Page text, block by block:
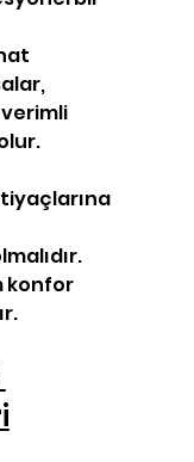
verimli
konfor